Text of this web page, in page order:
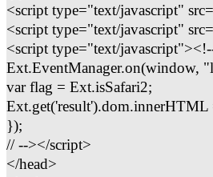
<script type="text/javascript"
<script type="text/javascript"
<script type="text/
Ext.EventManager.on(window,
var flag = Ext.isSafari2;
Ext.get('result').dom.innerHTML
});
// --></script>
</head>